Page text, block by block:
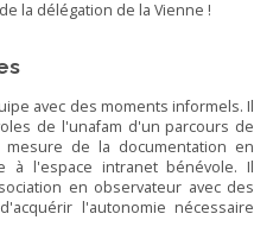
la délégation de la Vienne !
avec des moments informels. Il
de l'unafam d'un parcours de
de la documentation en
à l'espace intranet bénévole. Il
en observateur avec des
l'autonomie nécessaire